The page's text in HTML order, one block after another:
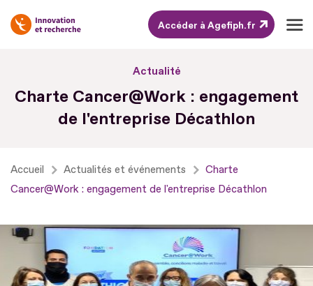
pied
de
Accéder à Agefiph.fr
Actualité
Charte Cancer@Work : engagement
de l'entreprise Décathlon
Accueil Actualités et événements
Charte
Cancer@Work : engagement de l'entreprise Décathlon